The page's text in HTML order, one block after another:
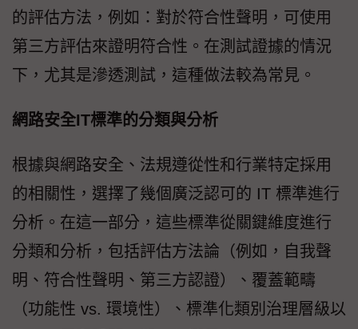
的評估方法，例如：對於符合性聲明，可使用
第三方評估來證明符合性。在測試證據的情況
下，尤其是滲透測試，這種做法較為常見。
網路安全IT標準的分類與分析
根據與網路安全、法規遵從性和行業特定採用
的相關性，選擇了幾個廣泛認可的 IT 標準進行
分析。在這一部分，這些標準從關鍵維度進行
分類和分析，包括評估方法論（例如，自我聲
明、符合性聲明、第三方認證）、覆蓋範疇
（功能性 vs. 環境性）、標準化類別治理層級以